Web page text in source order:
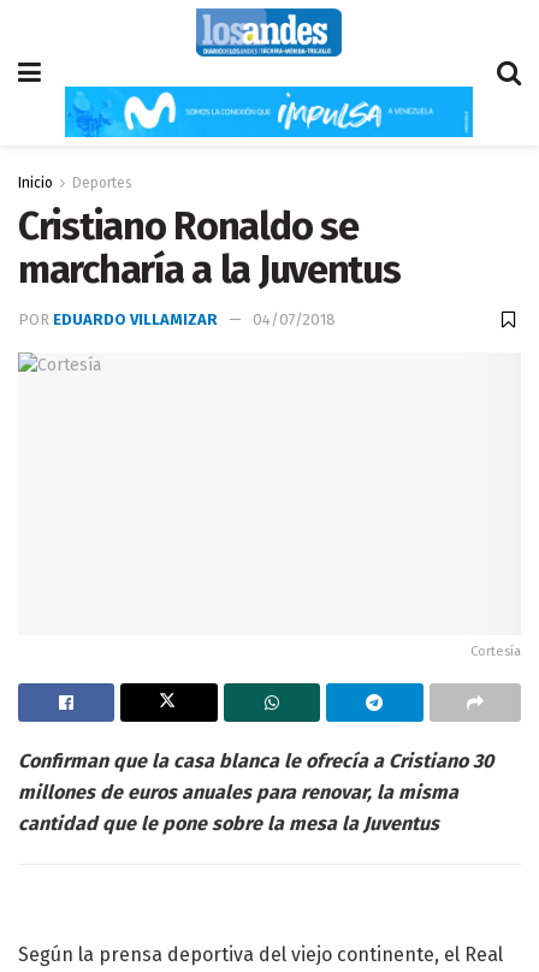
Inicio Deportes
Cristiano Ronaldo se
marcharía a la Juventus
POR EDUARDO VILLAMIZAR 04/07/2018
Cortesía
Confirman que la casa blanca le ofrecía a Cristiano 30
millones de euros anuales para renovar, la misma
cantidad que le pone sobre la mesa la Juventus
Según la prensa deportiva del viejo continente, el Real